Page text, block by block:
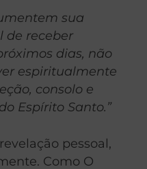
sua
de receber
dias, não
espiritualmente
consolo e
Espírito Santo.”
pessoal,
Como O